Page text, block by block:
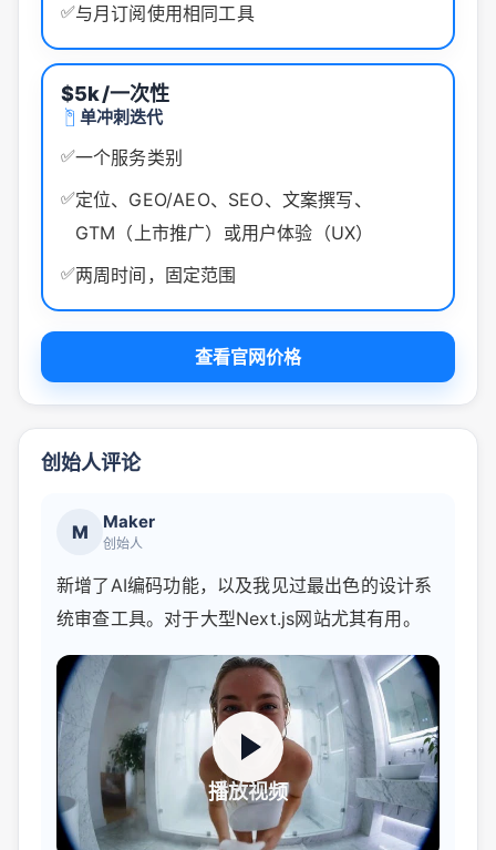
✅与月订阅使用相同工具
$5k/一次性
单冲刺迭代
✅一个服务类别
✅定位、GEO/AEO、SEO、文案撰写、
GTM（上市推广）或用户体验（UX）
✅两周时间，固定范围
查看官网价格
创始人评论
M Maker
创始人
新增了AI编码功能，以及我见过最出色的设计系
统审查工具。对于大型Next.js网站尤其有用。
播放视频